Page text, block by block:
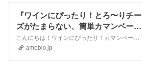
『ワインにぴったり！とろ〜りチー
ズがたまらない、簡単カマンベール
のおつまみ！』
こんにちは！ワインにぴったり！カマンベールチーズのおつまみレシピのご紹介です。生ハムでカマンベールチーズを巻いて、ソテー！できたては、とろ〜りチーズがたまらな…
ameblo.jp